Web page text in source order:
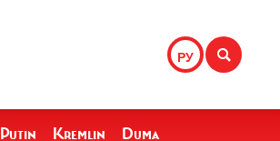
РУ
Putin Kremlin Duma